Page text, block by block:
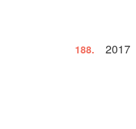
188. 2017